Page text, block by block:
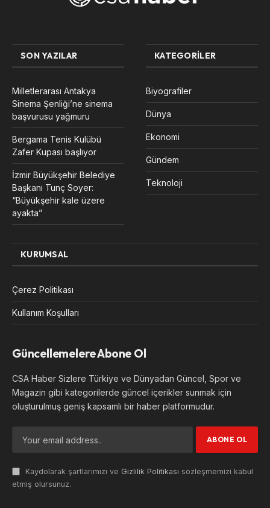
SON YAZILAR
Milletlerarası Antakya
Sinema Şenliği’ne sinema
başvurusu yağmuru
Bergama Tenis Kulübü
Zafer Kupası başlıyor
İzmir Büyükşehir Belediye
Başkanı Tunç Soyer:
“Büyükşehir kale üzere
ayakta”
KATEGORILER
Biyografiler
Dünya
Ekonomi
Gündem
Teknoloji
KURUMSAL
Çerez Politikası
Kullanım Koşulları
Güncellemelere Abone Ol
CSA Haber Sizlere Türkiye ve Dünyadan Güncel, Spor ve
Magazin gibi kategorilerde güncel içerikler sunmak için
oluşturulmuş geniş kapsamlı bir haber platformudur.
Kaydolarak şartlarımızı ve Gizlilik Politikası sözleşmemizi kabul
etmiş olursunuz.